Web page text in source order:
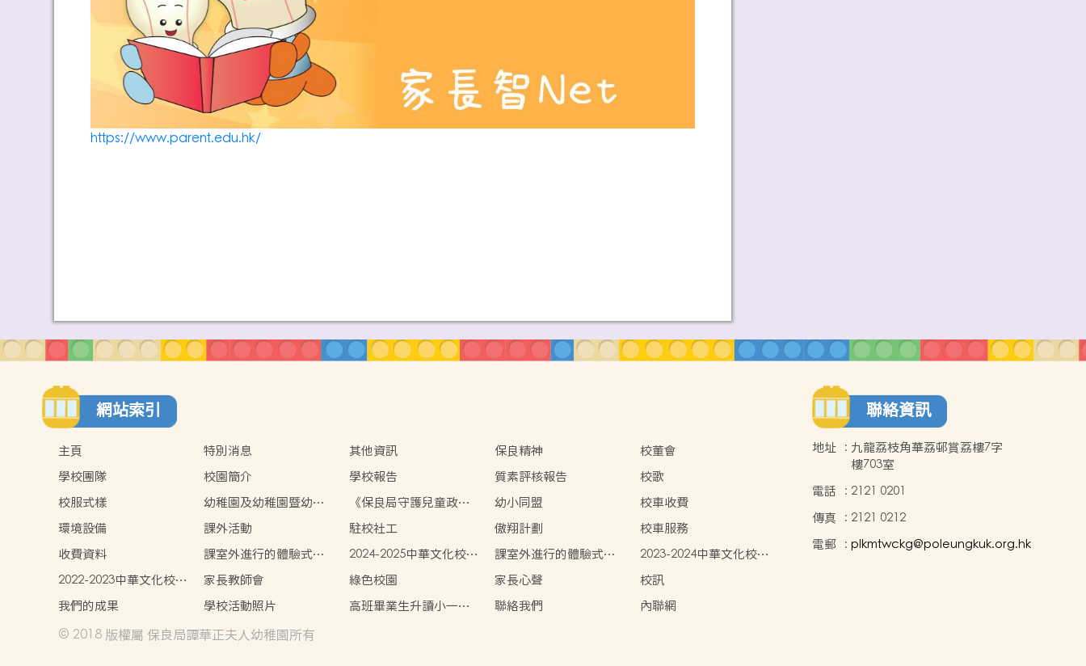
https://www.parent.edu.hk/
網站索引
主頁 特別消息 其他資訊 保良精神
校董會
學校團隊
校園簡介 學校報告 質素評核報告
校歌
校服式樣
幼稚園及幼稚園暨幼兒
中心概覽
《保良局守護兒童政
策》
幼小同盟
校車收費
環境設備
課外活動 駐校社工 傲翔計劃
校車服務
收費資料
課室外進行的體驗式學
習天地(2024-2025)
2024-2025中華文化校本
學習活動
課室外進行的體驗式學
習天地(2023-2024)
2023-2024中華文化校本
學習活動展示
2022-2023中華文化校本
學習活動展示
家長教師會 綠色校園 家長心聲
校訊
我們的成果
學校活動照片
高班畢業生升讀小一情
聯絡我們 內聯網
聯絡資訊
地址 : 九龍荔枝角華荔邨賞荔樓7字
樓703室
電話 : 2121 0201
傳真 : 2121 0212
電郵 : plkmtwckg@poleungkuk.org.hk
© 2018 版權屬 保良局譚華正夫人幼稚園所有